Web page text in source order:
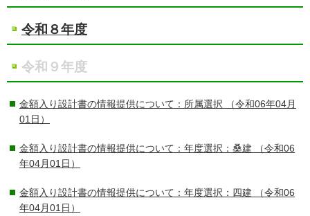
令和８年度
令和９年度
金額入り設計書の情報提供について：所属選択 （令和06年04月
01日）
金額入り設計書の情報提供について：年度選択：桑建 （令和06
年04月01日）
金額入り設計書の情報提供について：年度選択：四建 （令和06
年04月01日）